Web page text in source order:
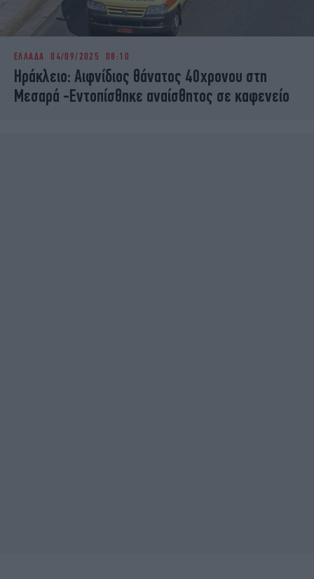
ΕΛΛΑΔΑ 04/09/2025 08:10
Ηράκλειο: Αιφνίδιος θάνατος 40χρονου στη
Μεσαρά -Εντοπίσθηκε αναίσθητος σε καφενείο